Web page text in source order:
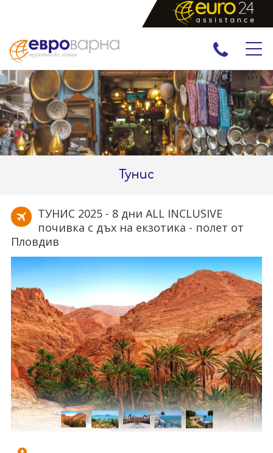
ПРАЗНИЦИ
ЕКСКУРЗИИ И ПОЧИВКИ
РАННИ ЗАПИСВАНИЯ
ЕКЗОТИКА
Тунис
ТУНИС 2025 - 8 дни ALL INCLUSIVE
почивка с дъх на екзотика - полет от
Пловдив